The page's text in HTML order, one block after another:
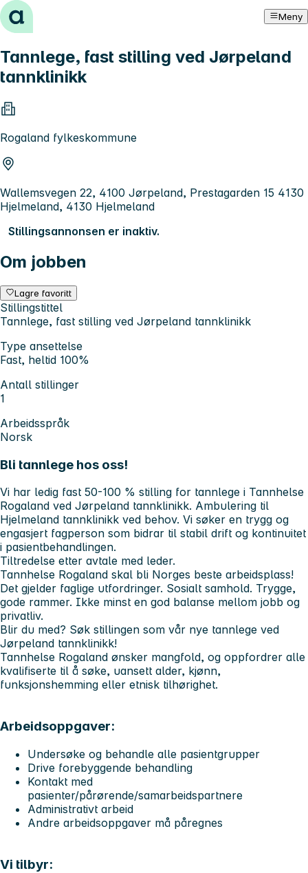
Hopp til innhold Meny
Tannlege, fast stilling ved Jørpeland
tannklinikk
Rogaland fylkeskommune
Wallemsvegen 22, 4100 Jørpeland, Prestagarden 15 4130
Hjelmeland, 4130 Hjelmeland
Stillingsannonsen er inaktiv.
Om jobben
Lagre favoritt
Stillingstittel
Tannlege, fast stilling ved Jørpeland tannklinikk
Type ansettelse
Fast, heltid 100%
Antall stillinger
1
Arbeidsspråk
Norsk
Bli tannlege hos oss!
Vi har ledig fast 50-100 % stilling for tannlege i Tannhelse
Rogaland ved Jørpeland tannklinikk. Ambulering til
Hjelmeland tannklinikk ved behov. Vi søker en trygg og
engasjert fagperson som bidrar til stabil drift og kontinuitet
i pasientbehandlingen.
Tiltredelse etter avtale med leder.
Tannhelse Rogaland skal bli Norges beste arbeidsplass!
Det gjelder faglige utfordringer. Sosialt samhold. Trygge,
gode rammer. Ikke minst en god balanse mellom jobb og
privatliv.
Blir du med? Søk stillingen som vår nye tannlege ved
Jørpeland tannklinikk!
Tannhelse Rogaland ønsker mangfold, og oppfordrer alle
kvalifiserte til å søke, uansett alder, kjønn,
funksjonshemming eller etnisk tilhørighet.
Arbeidsoppgaver:
Undersøke og behandle alle pasientgrupper
Drive forebyggende behandling
Kontakt med
pasienter/pårørende/samarbeidspartnere
Administrativt arbeid
Andre arbeidsoppgaver må påregnes
Vi tilbyr: